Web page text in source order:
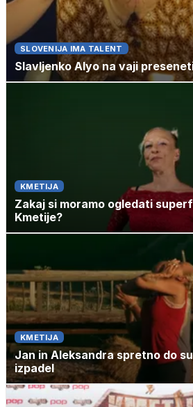
SLOVENIJA IMA TALENT
Slavljenko Alyo na vaji
KMETIJA
Zakaj si moramo ogledati
Kmetije?
KMETIJA
Jan in Aleksandra spretno do
izpadel